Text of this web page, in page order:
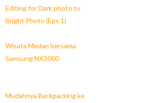
Editing for Dark photo to
Bright Photo (Eps 1)
Wisata Medan bersama
Samsung NX3000
Mudahnya Backpacking ke